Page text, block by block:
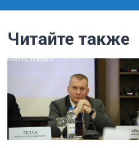
Читайте также